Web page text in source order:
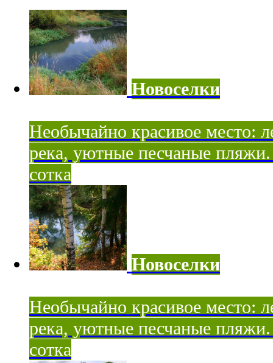
Новоселки
Необычайно красивое место:
река, уютные песчаные
сотка
Новоселки
Необычайно красивое место:
река, уютные песчаные
сотка